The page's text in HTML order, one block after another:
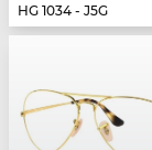
HG 1034 - J5G